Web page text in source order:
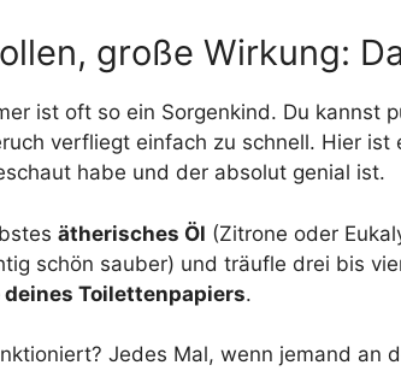
große Wirkung:
ist oft so ein Sorgenkind. Du kannst
verfliegt einfach zu schnell. Hier
habe und der absolut genial ist.
ätherisches Öl (Zitrone oder
schön sauber) und träufle drei bis
deines Toilettenpapiers.
Jedes Mal, wenn jemand an